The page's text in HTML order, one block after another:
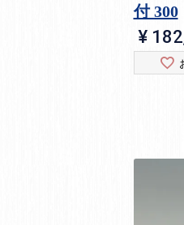
付 300
¥